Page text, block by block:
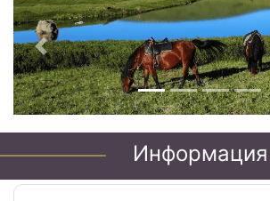
Предыдущий
Информация